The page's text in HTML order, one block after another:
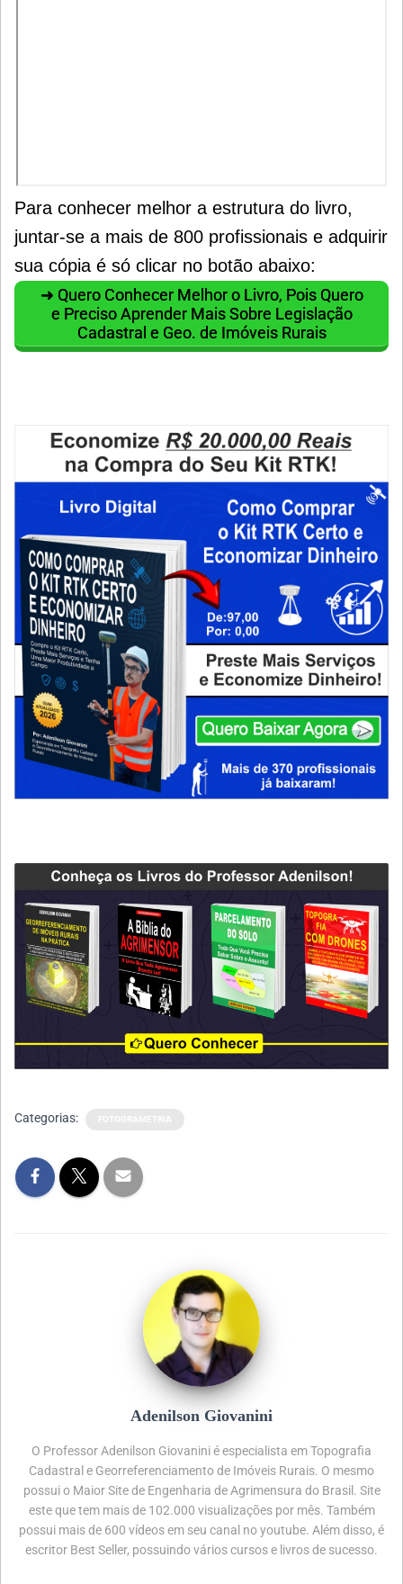
Para conhecer melhor a estrutura do livro,
juntar-se a mais de 800 profissionais e adquirir
sua cópia é só clicar no botão abaixo:
➜ Quero Conhecer Melhor o Livro, Pois Quero
e Preciso Aprender Mais Sobre Legislação
Cadastral e Geo. de Imóveis Rurais
Categorias:
Adenilson Giovanini
O Professor Adenilson Giovanini é especialista em Topografia
Cadastral e Georreferenciamento de Imóveis Rurais. O mesmo
possui o Maior Site de Engenharia de Agrimensura do Brasil. Site
este que tem mais de 102.000 visualizações por mês. Também
possui mais de 600 vídeos em seu canal no youtube. Além disso, é
escritor Best Seller, possuindo vários cursos e livros de sucesso.